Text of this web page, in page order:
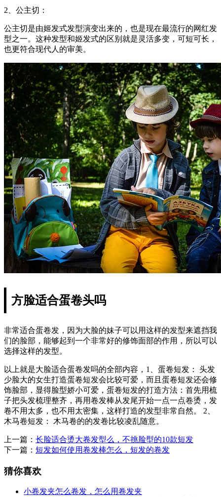
2、公主切：
公主切是由姬发式发型演变出来的，也是现在最流行的网红发
型之一。这种发型和姬发式的区别就是灵活多变，可短可长，
也更符合现代人的审美。
方脸适合蛋卷头吗
非常适合蛋卷发，因为大脸的妹子可以用这样的发型来遮挡我
们的脸部，能够起到一个非常好的修饰面部的作用，所以可以
选择这样的发型。
以上就是大脸适合蛋卷发吗的全部内容，1、蛋卷短发： 头发
少脸大的女生打造蛋卷短发会比较可爱，而且蛋卷短发还会修
饰脸部，显得脸型娇小可爱，蛋卷短发的打造方法：首先用梳
子把头发梳理整齐，再用卷发棒从发尾开始一点一点卷烫，发
卷不用太多，也不用太密集，这样打造的发型非常自然。 2、
木马卷短发： 木马卷的的发卷比较凌乱随意。
上一篇： 长脸适合烫大卷发型么，不挑脸型的10款短发
下一篇： 短发如何使用卷发棒怎么，短发的卷发
猜你喜欢
小卷发夹怎么卷发，怎么用卷发夹